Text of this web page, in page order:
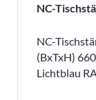
NC-
NC-
(BxTxH)
Lichtblau